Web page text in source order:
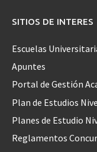
SITIOS DE INTERES
Escuelas
Apuntes
Portal de Gestión
Plan de Estudios
Planes de Estudio
Reglamentos